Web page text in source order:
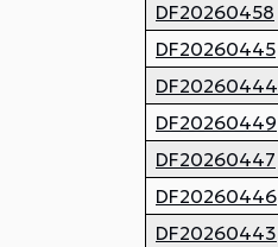
DF20260458
DF20260445
DF20260444
DF20260449
DF20260447
DF20260446
DF20260443